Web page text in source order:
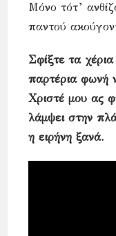
Μόνο τότ’
παντού
Σφίξτε τα
παρτέρια φωνή
Χριστέ μου ας
λάμψει στην
η ειρήνη ξανά.